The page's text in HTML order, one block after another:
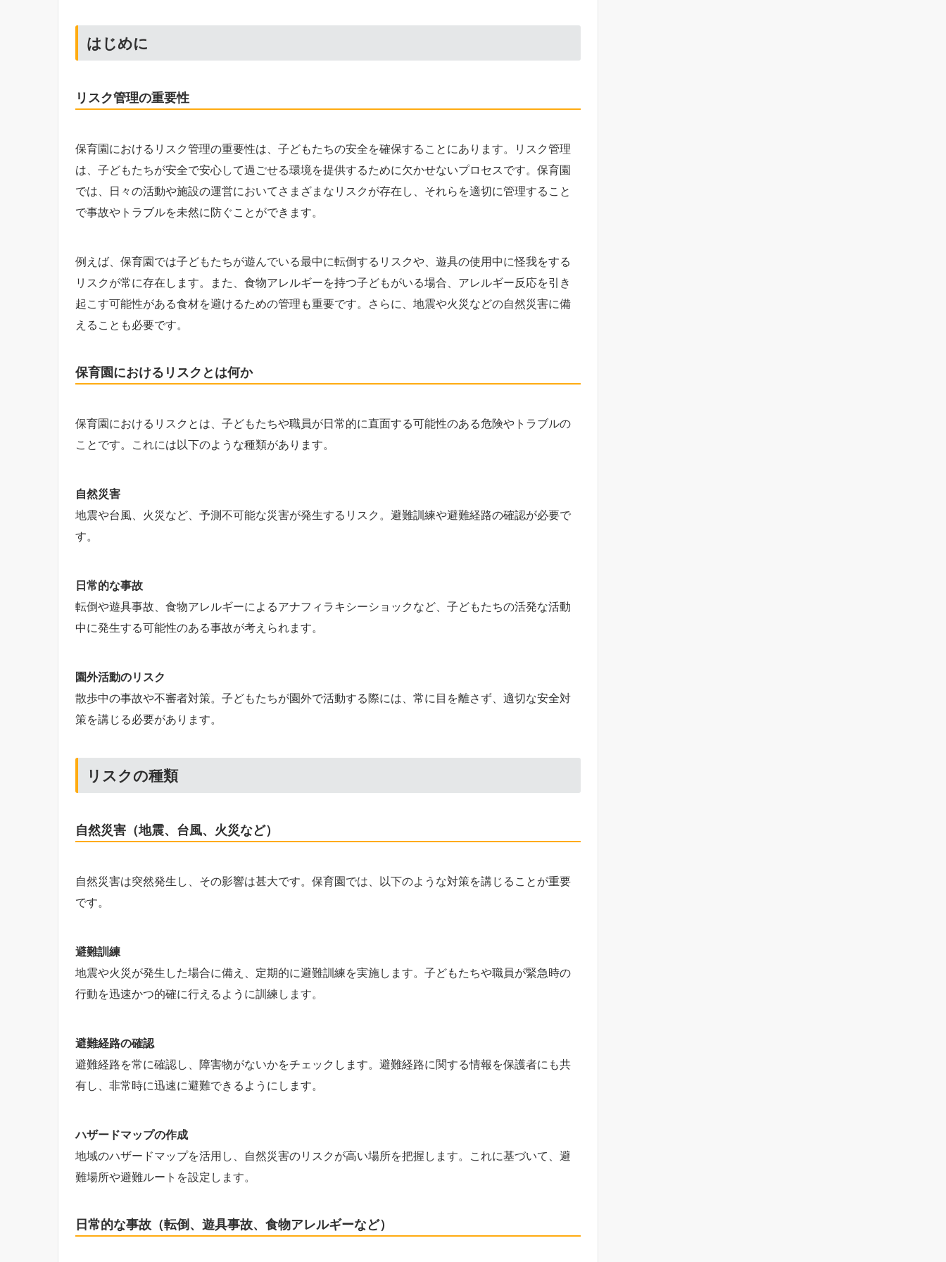
はじめに
リスク管理の重要性
保育園におけるリスク管理の重要性は、子どもたちの安全を確保することにあります。リスク管理
は、子どもたちが安全で安心して過ごせる環境を提供するために欠かせないプロセスです。保育園
では、日々の活動や施設の運営においてさまざまなリスクが存在し、それらを適切に管理すること
で事故やトラブルを未然に防ぐことができます。
例えば、保育園では子どもたちが遊んでいる最中に転倒するリスクや、遊具の使用中に怪我をする
リスクが常に存在します。また、食物アレルギーを持つ子どもがいる場合、アレルギー反応を引き
起こす可能性がある食材を避けるための管理も重要です。さらに、地震や火災などの自然災害に備
えることも必要です。
保育園におけるリスクとは何か
保育園におけるリスクとは、子どもたちや職員が日常的に直面する可能性のある危険やトラブルの
ことです。これには以下のような種類があります。
自然災害
地震や台風、火災など、予測不可能な災害が発生するリスク。避難訓練や避難経路の確認が必要で
す。
日常的な事故
転倒や遊具事故、食物アレルギーによるアナフィラキシーショックなど、子どもたちの活発な活動
中に発生する可能性のある事故が考えられます。
園外活動のリスク
散歩中の事故や不審者対策。子どもたちが園外で活動する際には、常に目を離さず、適切な安全対
策を講じる必要があります。
リスクの種類
自然災害（地震、台風、火災など）
自然災害は突然発生し、その影響は甚大です。保育園では、以下のような対策を講じることが重要
です。
避難訓練
地震や火災が発生した場合に備え、定期的に避難訓練を実施します。子どもたちや職員が緊急時の
行動を迅速かつ的確に行えるように訓練します。
避難経路の確認
避難経路を常に確認し、障害物がないかをチェックします。避難経路に関する情報を保護者にも共
有し、非常時に迅速に避難できるようにします。
ハザードマップの作成
地域のハザードマップを活用し、自然災害のリスクが高い場所を把握します。これに基づいて、避
難場所や避難ルートを設定します。
日常的な事故（転倒、遊具事故、食物アレルギーなど）